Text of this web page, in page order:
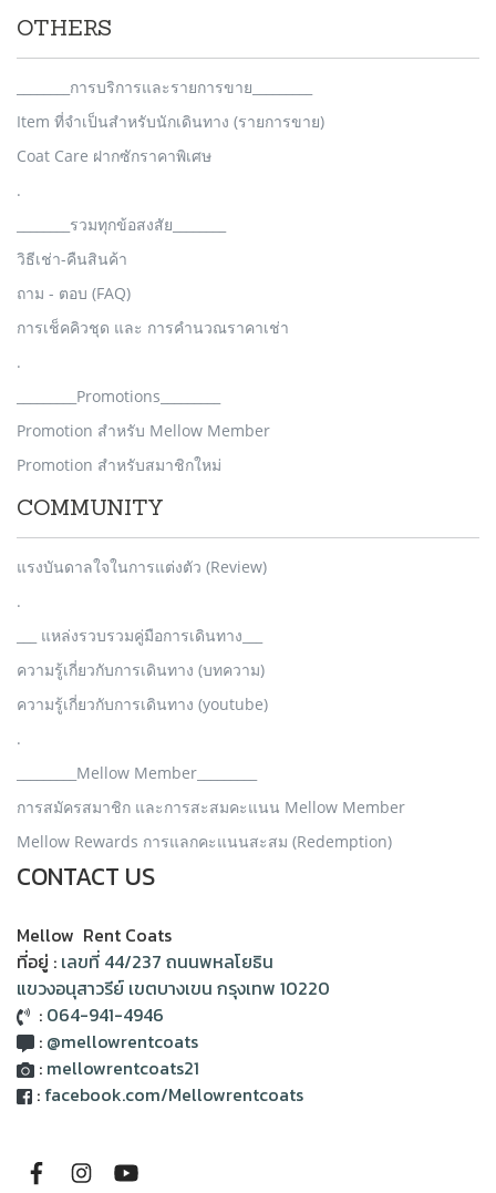
OTHERS
________การบริการและรายการขาย_________
Item ที่จำเป็นสำหรับนักเดินทาง (รายการขาย)
Coat Care ฝากซักราคาพิเศษ
.
________รวมทุกข้อสงสัย________
วิธีเช่า-คืนสินค้า
ถาม - ตอบ (FAQ)
การเช็คคิวชุด และ การคำนวณราคาเช่า
.
_________Promotions_________
Promotion สำหรับ Mellow Member
Promotion สำหรับสมาชิกใหม่
COMMUNITY
แรงบันดาลใจในการแต่งตัว (Review)
.
___ แหล่งรวบรวมคู่มือการเดินทาง___
ความรู้เกี่ยวกับการเดินทาง (บทความ)
ความรู้เกี่ยวกับการเดินทาง (youtube)
.
_________Mellow Member_________
การสมัครสมาชิก และการสะสมคะแนน Mellow Member
Mellow Rewards การแลกคะแนนสะสม (Redemption)
CONTACT US
Mellow Rent Coats
ที่อยู่ : เลขที่ 44/237 ถนนพหลโยธิน
แขวงอนุสาวรีย์ เขตบางเขน กรุงเทพ 10220
: 064-941-4946
: @mellowrentcoats
: mellowrentcoats21
: facebook.com/Mellowrentcoats